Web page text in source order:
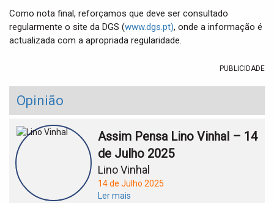
Como nota final, reforçamos que deve ser consultado
regularmente o site da DGS (www.dgs.pt), onde a informação é
actualizada com a apropriada regularidade.
PUBLICIDADE
Opinião
Assim Pensa Lino Vinhal – 14
de Julho 2025
Lino Vinhal
14 de Julho 2025
Ler mais